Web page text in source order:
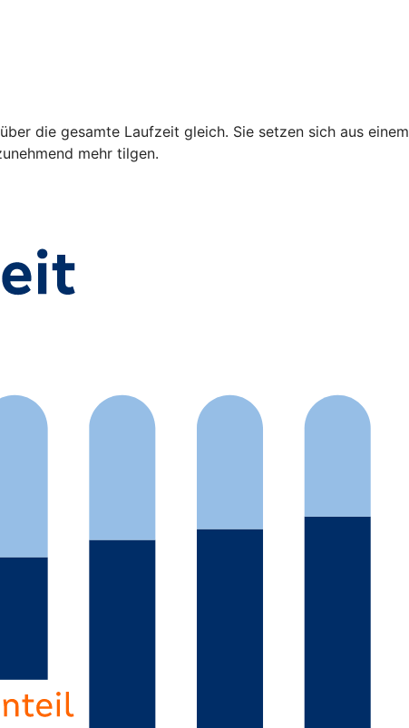
die gesamte Laufzeit gleich. Sie setzen sich aus einem
mehr tilgen.